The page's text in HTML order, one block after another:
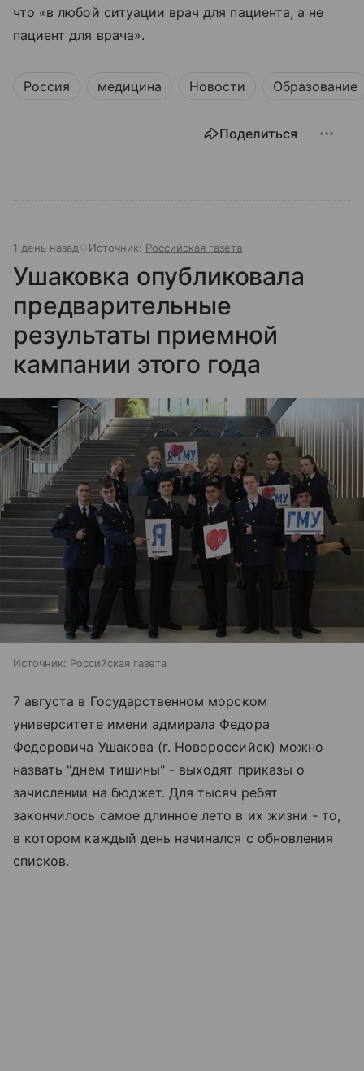
что «в любой ситуации врач для пациента, а не
пациент для врача».
Россия медицина Новости Образование
Поделиться
1 день назад Источник: Российская газета
Ушаковка опубликовала
предварительные
результаты приемной
кампании этого года
Источник: Российская газета
7 августа в Государственном морском
университете имени адмирала Федора
Федоровича Ушакова (г. Новороссийск) можно
назвать "днем тишины" - выходят приказы о
зачислении на бюджет. Для тысяч ребят
закончилось самое длинное лето в их жизни - то,
в котором каждый день начинался с обновления
списков.